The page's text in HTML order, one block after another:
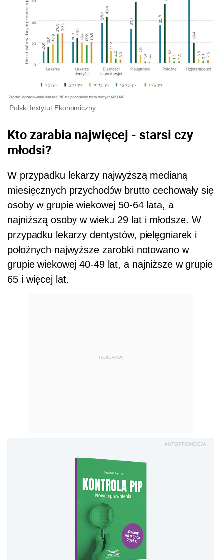
Polski Instytut Ekonomiczny
Kto zarabia najwięcej - starsi czy
młodsi?
W przypadku lekarzy najwyższą medianą
miesięcznych przychodów brutto cechowały się
osoby w grupie wiekowej 50-64 lata, a
najniższą osoby w wieku 29 lat i młodsze. W
przypadku lekarzy dentystów, pielęgniarek i
położnych najwyższe zarobki notowano w
grupie wiekowej 40-49 lat, a najniższe w grupie
65 i więcej lat.
REKLAMA
AUTOPROMOCJA